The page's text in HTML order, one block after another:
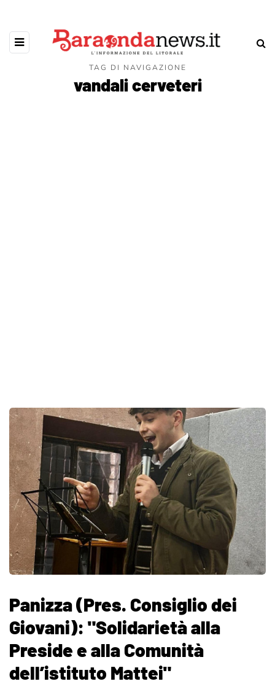
TAG DI NAVIGAZIONE
vandali cerveteri
Panizza (Pres. Consiglio dei
Giovani): "Solidarietà alla
Preside e alla Comunità
dell’istituto Mattei"